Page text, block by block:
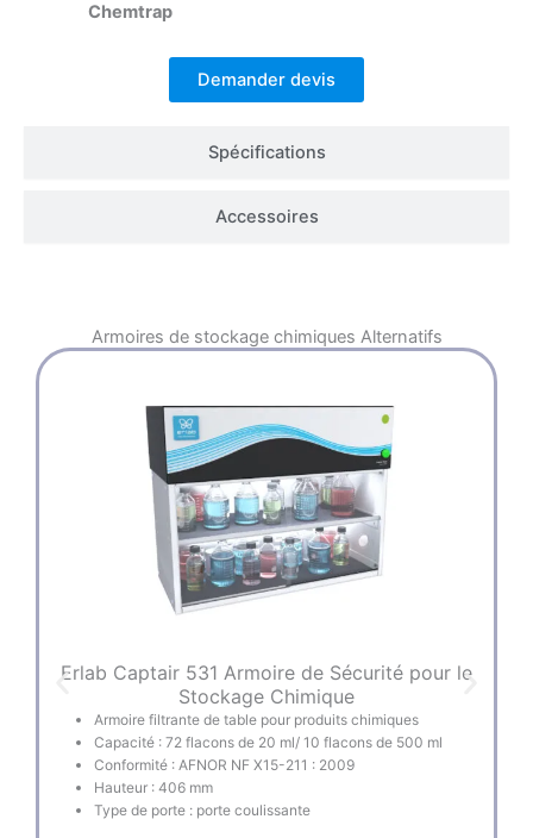
Spécifications
Accessoires
Chemtrap
Demander devis
Armoires de stockage chimiques Alternatifs
Erlab Captair 531 Armoire de Sécurité pour le
Stockage Chimique
Armoire filtrante de table pour produits chimiques
Capacité : 72 flacons de 20 ml/ 10 flacons de 500 ml
Conformité : AFNOR NF X15-211 : 2009
Hauteur : 406 mm
Type de porte : porte coulissante